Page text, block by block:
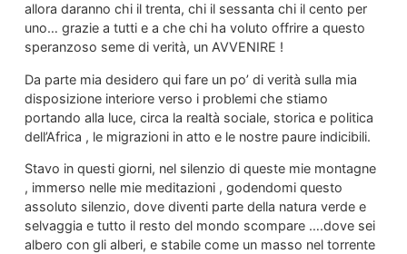
allora daranno chi il trenta, chi il sessanta chi il cento per
uno… grazie a tutti e a che chi ha voluto offrire a questo
speranzoso seme di verità, un AVVENIRE !
Da parte mia desidero qui fare un po’ di verità sulla mia
disposizione interiore verso i problemi che stiamo
portando alla luce, circa la realtà sociale, storica e politica
dell’Africa , le migrazioni in atto e le nostre paure indicibili.
Stavo in questi giorni, nel silenzio di queste mie montagne
, immerso nelle mie meditazioni , godendomi questo
assoluto silenzio, dove diventi parte della natura verde e
selvaggia e tutto il resto del mondo scompare ….dove sei
albero con gli alberi, e stabile come un masso nel torrente